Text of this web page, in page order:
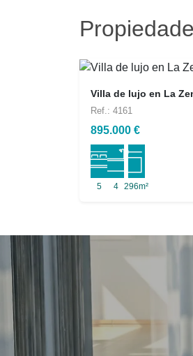
Villa de lujo en La
Ref.: 4161
895.000 €
5 4 296m²